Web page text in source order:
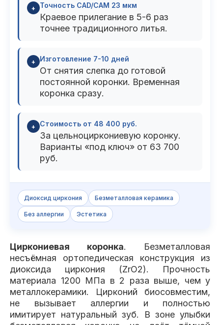
+ Точность CAD/CAM 23 мкм
Краевое прилегание в 5-6 раз
точнее традиционного литья.
+ Изготовление 7-10 дней
От снятия слепка до готовой
постоянной коронки. Временная
коронка сразу.
+ Стоимость от 48 400 руб.
За цельноциркониевую коронку.
Варианты «под ключ» от 63 700
руб.
Диоксид циркония Безметалловая керамика
Без аллергии Эстетика
Циркониевая коронка. Безметалловая
несъёмная ортопедическая конструкция из
диоксида циркония (ZrO2). Прочность
материала 1200 МПа в 2 раза выше, чем у
металлокерамики. Цирконий биосовместим,
не вызывает аллергии и полностью
имитирует натуральный зуб. В зоне улыбки